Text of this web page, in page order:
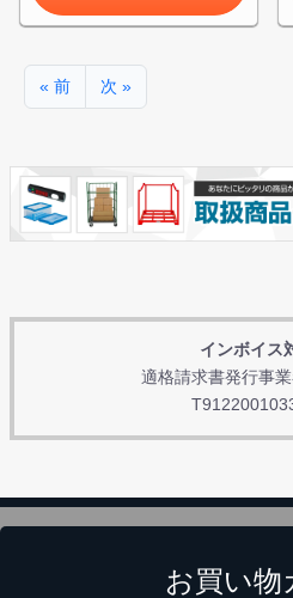
インボイス
適格請求書発行事
« 前 次 »
お買い物